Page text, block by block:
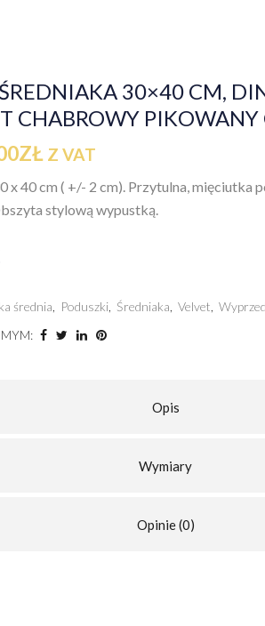
30×40 CM,
CHABROWY PIKOWANY
ZŁ Z VAT
x 40 cm ( +/- 2 cm). Przytulna, mięciutka
stylową wypustką.
średnia Poduszki, Średniaka Velvet
Opis
Wymiary
Opinie (0)